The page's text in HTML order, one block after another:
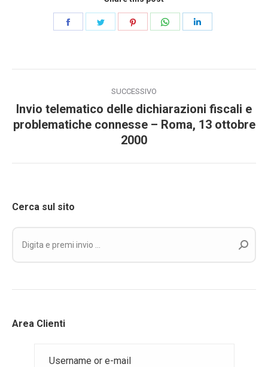
Condividi Condividi Condividi Condividi
tra
i
post
SUCCESSIVO
Prossimo
post:
Invio telematico delle dichiarazioni fiscali e
problematiche connesse – Roma, 13 ottobre
2000
Cerca sul sito
Area Clienti
Username or e-mail